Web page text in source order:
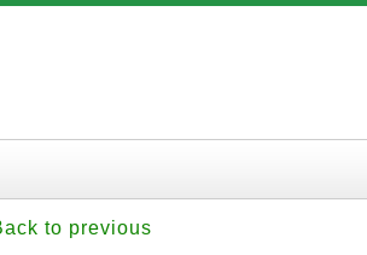
to previous